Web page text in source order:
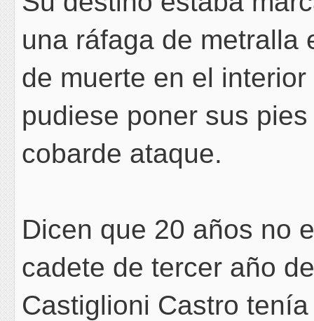
una ráfaga de metralla
de muerte en el
pudiese poner sus
cobarde ataque.
Dicen que 20 años no
cadete de tercer año
Castiglioni Castro